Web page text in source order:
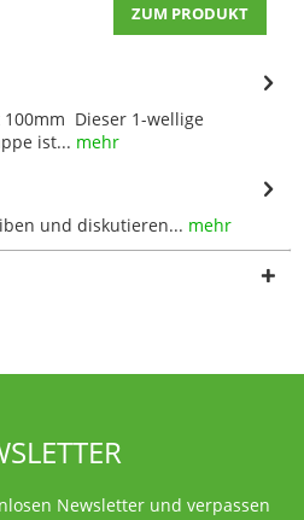
ZUM PRODUKT
100mm Dieser 1-wellige
ist... mehr
und diskutieren... mehr
Newsletter und verpassen